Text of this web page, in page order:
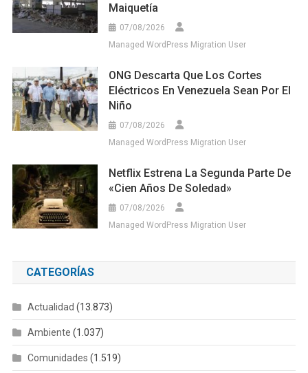
Maiquetía
07/08/2026
Managed WordPress Migration User
ONG Descarta Que Los Cortes
Eléctricos En Venezuela Sean Por El
Niño
07/08/2026
Managed WordPress Migration User
Netflix Estrena La Segunda Parte De
«Cien Años De Soledad»
07/08/2026
Managed WordPress Migration User
CATEGORÍAS
Actualidad (13.873)
Ambiente (1.037)
Comunidades (1.519)